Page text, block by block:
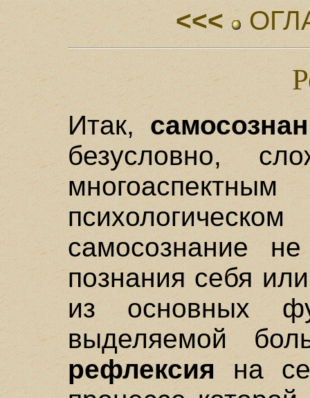
<<<
Итак,
безусловно,
самосознание
познания себя
из основных
выделяемой
рефлексияна